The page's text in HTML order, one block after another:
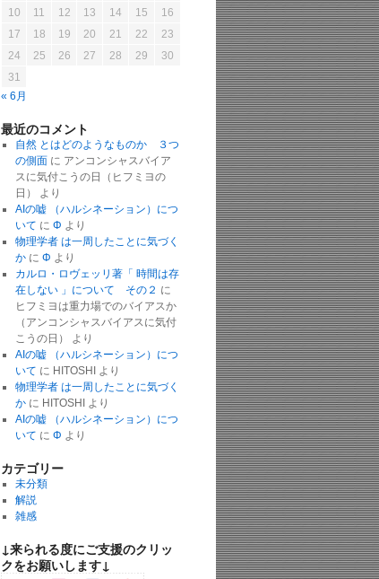
10
11 12 13 14 15
16
17
18 19 20 21 22
23
24
25 26 27 28 29
30
31
« 6月
最近のコメント
自然 とはどのようなものか ３つ
の側面に アンコンシャスバイア
スに気付こうの日（ヒフミヨの
日）
より
AIの嘘 （ハルシネーション）につ
いて に Φ より
物理学者 は一周したことに気づく
かに Φ より
カルロ・ロヴェッリ著「 時間は存
在しない 」について その２ に
ヒフミヨは重力場でのバイアスか
（アンコンシャスバイアスに気付
こうの日）
より
AIの嘘 （ハルシネーション）につ
いて に HITOSHI
より
物理学者 は一周したことに気づく
かに HITOSHI
より
AIの嘘 （ハルシネーション）につ
いて に Φ より
カテゴリー
未分類
解説
雑感
↓来られる度にご支援のクリッ
クをお願いします↓